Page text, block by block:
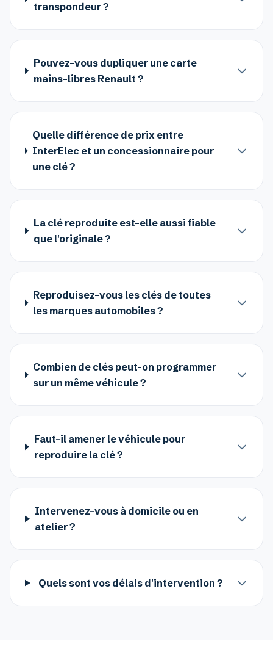
transpondeur ?
Pouvez-vous dupliquer une carte
mains-libres Renault ?
Quelle différence de prix entre
InterElec et un concessionnaire pour
une clé ?
La clé reproduite est-elle aussi fiable
que l'originale ?
Reproduisez-vous les clés de toutes
les marques automobiles ?
Combien de clés peut-on programmer
sur un même véhicule ?
Faut-il amener le véhicule pour
reproduire la clé ?
Intervenez-vous à domicile ou en
atelier ?
Quels sont vos délais d'intervention ?